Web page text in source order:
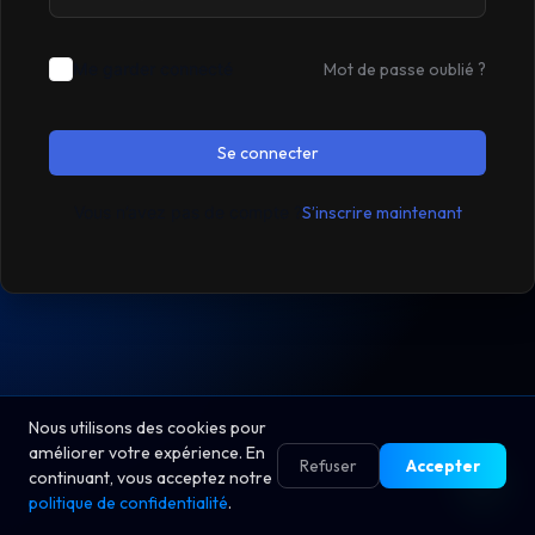
Mot de passe oublié ?
Se connecter
S’inscrire maintenant
Nous utilisons des cookies pour
améliorer votre expérience. En
continuant, vous acceptez notre
politique de confidentialité.
Refuser Accepter